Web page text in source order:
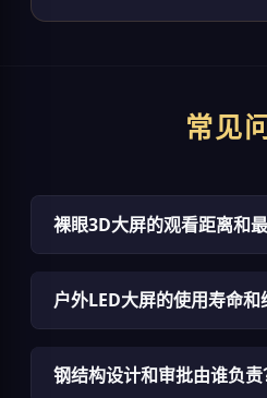
常见
裸眼3D大屏的观看距离和
户外LED大屏的使用寿命和
钢结构设计和审批由谁负责